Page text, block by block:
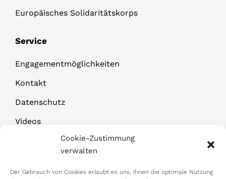
Cookie-Zustimmung
verwalten
Der Gebrauch von Cookies erlaubt es uns, Ihnen die optimale Nutzung
Europäisches Solidaritätskorps
Service
Engagementmöglichkeiten
Kontakt
Datenschutz
Videos